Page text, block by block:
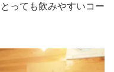
っても飲みやすいコー